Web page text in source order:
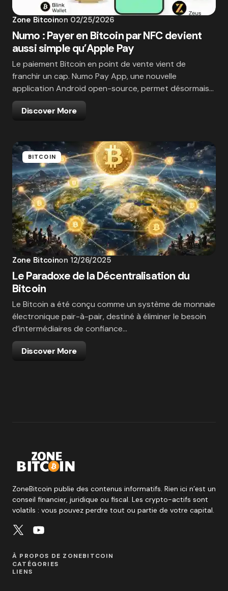
Zone Bitcoinon 02/25/2026
Numo : Payer en Bitcoin par NFC devient
aussi simple qu’Apple Pay
Le paiement Bitcoin en point de vente vient de
franchir un cap. Numo Pay App, une nouvelle
application Android open-source, permet désormais…
Discover More
BITCOIN
Zone Bitcoinon 12/26/2025
Le Paradoxe de la Décentralisation du
Bitcoin
Le Bitcoin a été conçu comme un système de monnaie
électronique pair-à-pair, destiné à éliminer le besoin
d’intermédiaires de confiance…
Discover More
ZoneBitcoin publie des contenus informatifs. Rien ici n’est un
conseil financier, juridique ou fiscal. Les crypto-actifs sont
volatils : vous pouvez perdre tout ou partie de votre capital.
À PROPOS DE ZONEBITCOIN
CATÉGORIES
LIENS